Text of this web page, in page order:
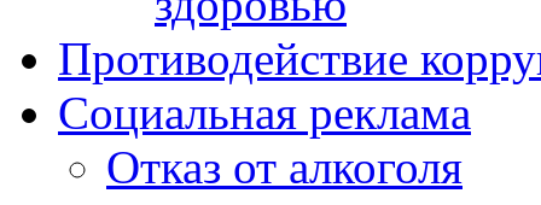
Противодействие
Социальная реклама
Отказ от алкоголя